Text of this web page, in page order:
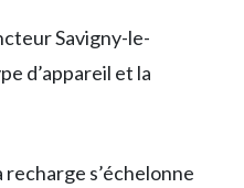
Savigny-le-
d’appareil et la
recharge s’échelonne